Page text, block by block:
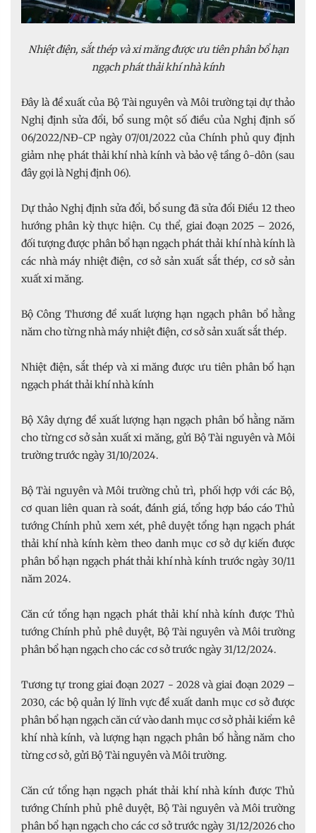
Nhiệt điện, sắt thép và xi măng được ưu tiên phân bổ hạn
ngạch phát thải khí nhà kính
Đây là đề xuất của Bộ Tài nguyên và Môi trường tại dự thảo
Nghị định sửa đổi, bổ sung một số điều của Nghị định số
06/2022/NĐ-CP ngày 07/01/2022 của Chính phủ quy định
giảm nhẹ phát thải khí nhà kính và bảo vệ tầng ô-dôn (sau
đây gọi là Nghị định 06).
Dự thảo Nghị định sửa đổi, bổ sung đã sửa đổi Điều 12 theo
hướng phân kỳ thực hiện. Cụ thể, giai đoạn 2025 – 2026,
đối tượng được phân bổ hạn ngạch phát thải khí nhà kính là
các nhà máy nhiệt điện, cơ sở sản xuất sắt thép, cơ sở sản
xuất xi măng.
Bộ Công Thương đề xuất lượng hạn ngạch phân bổ hằng
năm cho từng nhà máy nhiệt điện, cơ sở sản xuất sắt thép.
Nhiệt điện, sắt thép và xi măng được ưu tiên phân bổ hạn
ngạch phát thải khí nhà kính
Bộ Xây dựng đề xuất lượng hạn ngạch phân bổ hằng năm
cho từng cơ sở sản xuất xi măng, gửi Bộ Tài nguyên và Môi
trường trước ngày 31/10/2024.
Bộ Tài nguyên và Môi trường chủ trì, phối hợp với các Bộ,
cơ quan liên quan rà soát, đánh giá, tổng hợp báo cáo Thủ
tướng Chính phủ xem xét, phê duyệt tổng hạn ngạch phát
thải khí nhà kính kèm theo danh mục cơ sở dự kiến được
phân bổ hạn ngạch phát thải khí nhà kính trước ngày 30/11
năm 2024.
Căn cứ tổng hạn ngạch phát thải khí nhà kính được Thủ
tướng Chính phủ phê duyệt, Bộ Tài nguyên và Môi trường
phân bổ hạn ngạch cho các cơ sở trước ngày 31/12/2024.
Tương tự trong giai đoạn 2027 - 2028 và giai đoạn 2029 –
2030, các bộ quản lý lĩnh vực đề xuất danh mục cơ sở được
phân bổ hạn ngạch căn cứ vào danh mục cơ sở phải kiểm kê
khí nhà kính, và lượng hạn ngạch phân bổ hằng năm cho
từng cơ sở, gửi Bộ Tài nguyên và Môi trường.
Căn cứ tổng hạn ngạch phát thải khí nhà kính được Thủ
tướng Chính phủ phê duyệt, Bộ Tài nguyên và Môi trường
phân bổ hạn ngạch cho các cơ sở trước ngày 31/12/2026 cho